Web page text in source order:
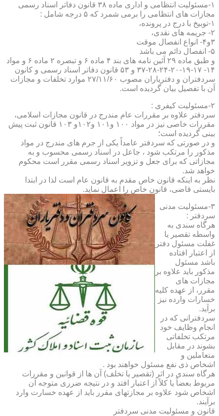
۱-مسئولیت انتظامی و اداری ماده ۳۸ قانون دفاتر اسناد رسمی
مجازات های انتظامی را برمی شمرد که ۵ درجه شامل :
۱-توبیخ با درج در پرونده،
۲- جریمه های نقدی،
۳و۴- انواع انفصال موقت
۵- انفصال دائم می باشد
و طبق ماده ۲۹ آئین نامه های بند ۴ ماده ۶ و تبصره ۲ ماده ۶ و مواد
۱۴- ۱۷-۱۹-۲۰-۲۴-۲۸-۳۷ و ۵۳ قانون دفاتر اسناد رسمی و کانون
سردفتران و دفتریاران مصوب ۲۷/۱۱/۶۰ موارد تخلفات و مجازات
آن با تفصیل بیان گردیده است.
۲-مسئولیت کیفری :
سردفتر علاوه بر مقررات عام مندرج در قانون مجازات اسلامی،
مقررات خاصی نیز در مواد ۱۰۰ و۱۰۱ و۱۰۲و ۱۰۳ قانون ثبت پیش
بینی گردیده است؛
و در صورتی که سردفتر عامداً یکی از جرم های مندرج در مواد
مذکور را مرتکب شود ، جاعل در اسناد رسمی محسوب و به
مجازاتی که برای جعل و تزویر اسناد رسمی مقرر است محکوم
خواهد شد.
نظر به اینکه قانون خاص مقدم به قانون عام است لذا در ابتدا
بایستی قاضی، قانون خاص را اعمال نماید.
۳-مسئولیت مدنی
سردفتر :
هرگاه سندی به
واسطه تقصیر یا
غفلت مسئول دفتر
از اعتبار افتاده
باشد مسئول
مذکور باید علاوه بر
مجازات های
مقرر، از عهده کلیه
خسارات وارده نیز
برآید.
سردفترانی که در
انجام وظایف خود
مرتکب تخلفاتی
بشوند در مقابل
متعاملین و
اشخاص ذی نفع مسئول خواهند بود .
هرگاه سندی در اثر (تقصیر یا تخلف) آن ها از قوانین و مقررات
مربوط بعضاً یا کلاً از اعتبار افتد و در نتیجه ضرری متوجه آن
اشخاص شود علاوه بر مجازتهای مقرر باید از عهده خسارت وارد
برآیند.
قانون و مسئولیت مدنی سردفتر